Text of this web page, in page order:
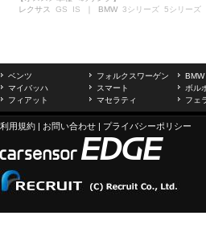
レクサス GS IS ｜ BMW 3シリーズ 5シリーズ
ベンツ フォルクスワーゲン BMW
マイバッハ
スマート ボル
フィアット
マセラティ フェ
利用規約 | お問い合わせ | プライバシーポリシー